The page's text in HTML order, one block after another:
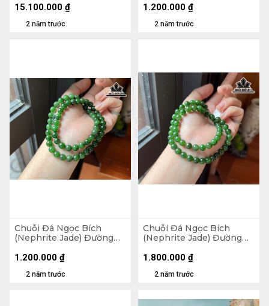
Sâu 36,3 (mm) 198,6g
2 năm trước
15.100.000 ₫
11,475cts
2 năm trước
1.200.000 ₫
Chuỗi Đá Ngọc Bích
(Nephrite Jade) Đường
2 năm trước
1.200.000 ₫
Chuỗi Đá Ngọc Bích
(Nephrite Jade) Đường
2 năm trước
1.800.000 ₫